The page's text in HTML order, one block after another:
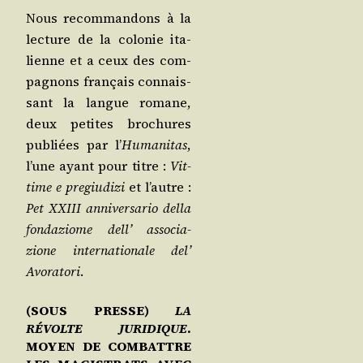
Nous recom­man­dons à la
lec­ture de la colo­nie ita­
lienne et a ceux des com­
pa­gnons fran­çais connais­
sant la langue romane,
deux petites bro­chures
publiées par l’Huma­ni­tas,
l’une ayant pour titre : Vit­
time e pre­giu­di­zi et l’autre :
Pet XXIII anni­ver­sa­rio del­la
fon­da­ziome dell’ asso­cia­
zione inter­na­tio­nale del’
Avo­ra­to­ri.
(SOUS PRESSE)LA
RÉVOLTE JURIDIQUE.
MOYEN DE COMBATTRE